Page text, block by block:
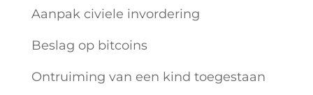
Aanpak civiele invordering
Beslag op bitcoins
Ontruiming van een kind toegestaan